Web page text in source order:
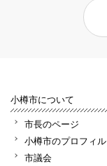
小樽市について
市長のページ
小樽市のプロフィル
市議会